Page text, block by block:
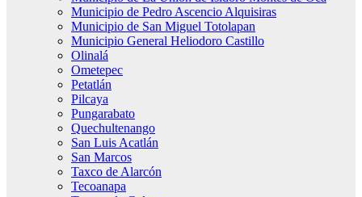
Municipio de Pedro Ascencio Alquisiras
Municipio de San Miguel Totolapan
Municipio General Heliodoro Castillo
Olinalá
Ometepec
Petatlán
Pilcaya
Pungarabato
Quechultenango
San Luis Acatlán
San Marcos
Taxco de Alarcón
Tecoanapa